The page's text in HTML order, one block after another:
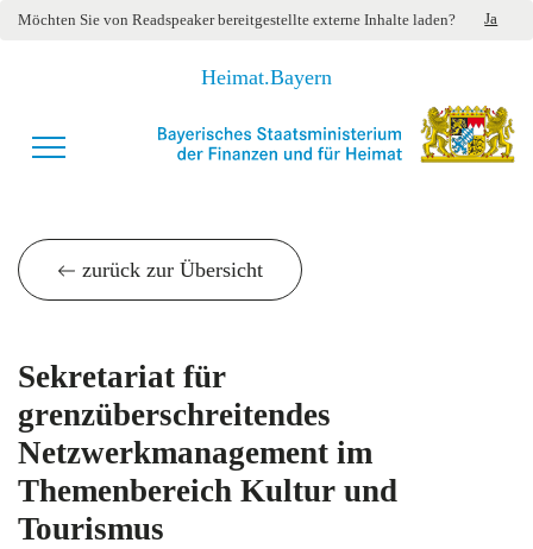
Möchten Sie vonReadspeakerbereitgestellte externe Inhalte laden? Ja
Heimat.Bayern
zurück zur Übersicht
Sekretariat für
grenzüberschreitendes
Netzwerkmanagement im
Themenbereich Kultur und
Tourismus